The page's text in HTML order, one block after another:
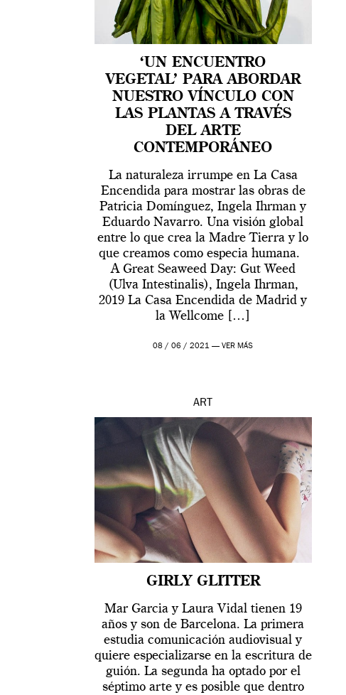
‘UN ENCUENTRO
VEGETAL’ PARA ABORDAR
NUESTRO VÍNCULO CON
LAS PLANTAS A TRAVÉS
DEL ARTE
CONTEMPORÁNEO
La naturaleza irrumpe en La Casa
Encendida para mostrar las obras de
Patricia Domínguez, Ingela Ihrman y
Eduardo Navarro. Una visión global
entre lo que crea la Madre Tierra y lo
que creamos como especia humana.
A Great Seaweed Day: Gut Weed
(Ulva Intestinalis), Ingela Ihrman,
2019 La Casa Encendida de Madrid y
la Wellcome […]
08 / 06 / 2021 —VER MÁS
ART
GIRLY GLITTER
Mar Garcia y Laura Vidal tienen 19
años y son de Barcelona. La primera
estudia comunicación audiovisual y
quiere especializarse en la escritura de
guión. La segunda ha optado por el
séptimo arte y es posible que dentro